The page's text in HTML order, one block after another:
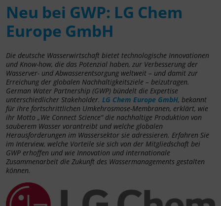
Neu bei GWP: LG Chem
Europe GmbH
Die deutsche Wasserwirtschaft bietet technologische Innovationen
und Know-how, die das Potenzial haben, zur Verbesserung der
Wasserver- und Abwasserentsorgung weltweit – und damit zur
Erreichung der globalen Nachhaltigkeitsziele – beizutragen.
German Water Partnership (GWP) bündelt die Expertise
unterschiedlicher Stakeholder. LG Chem Europe GmbH, bekannt
für ihre fortschrittlichen Umkehrosmose-Membranen, erklärt, wie
ihr Motto „We Connect Science“ die nachhaltige Produktion von
sauberem Wasser vorantreibt und welche globalen
Herausforderungen im Wassersektor sie adressieren. Erfahren Sie
im Interview, welche Vorteile sie sich von der Mitgliedschaft bei
GWP erhoffen und wie Innovation und internationale
Zusammenarbeit die Zukunft des Wassermanagements gestalten
können.